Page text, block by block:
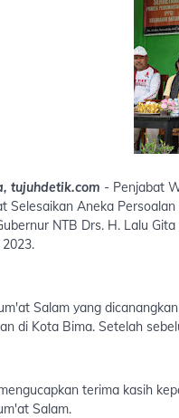
tujuhdetik.com - Penjabat
Selesaikan Aneka
NTB Drs. H. Lalu
Salam yang
di Kota Bima. Setelah
terima kasih
Salam.